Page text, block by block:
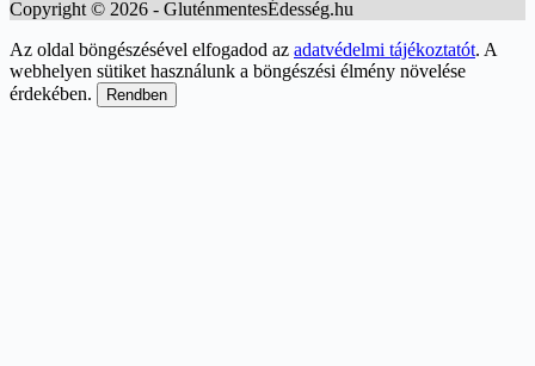
Copyright © 2026 - GluténmentesÉdesség.hu
Az oldal böngészésével elfogadod az adatvédelmi tájékoztatót. A
webhelyen sütiket használunk a böngészési élmény növelése
érdekében.
Rendben